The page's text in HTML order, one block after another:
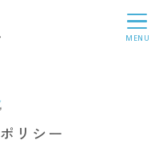
MENU
リシー